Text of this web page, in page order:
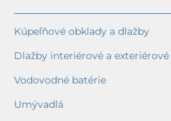
Kúpeľňové obklady a dlažby
Dlažby interiérové a exteriérové
Vodovodné batérie
Umývadlá